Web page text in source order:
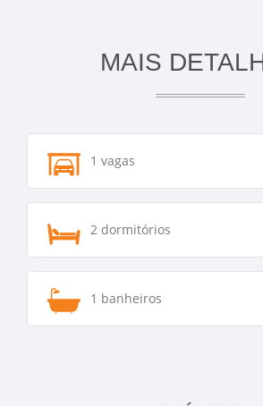
MAIS
1 vagas
2 dormitórios
1 banheiros